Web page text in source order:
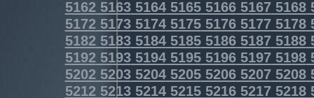
5162516351645165516651675168
5172517351745175517651775178
5182518351845185518651875188
5192519351945195519651975198
5202520352045205520652075208
5212521352145215521652175218